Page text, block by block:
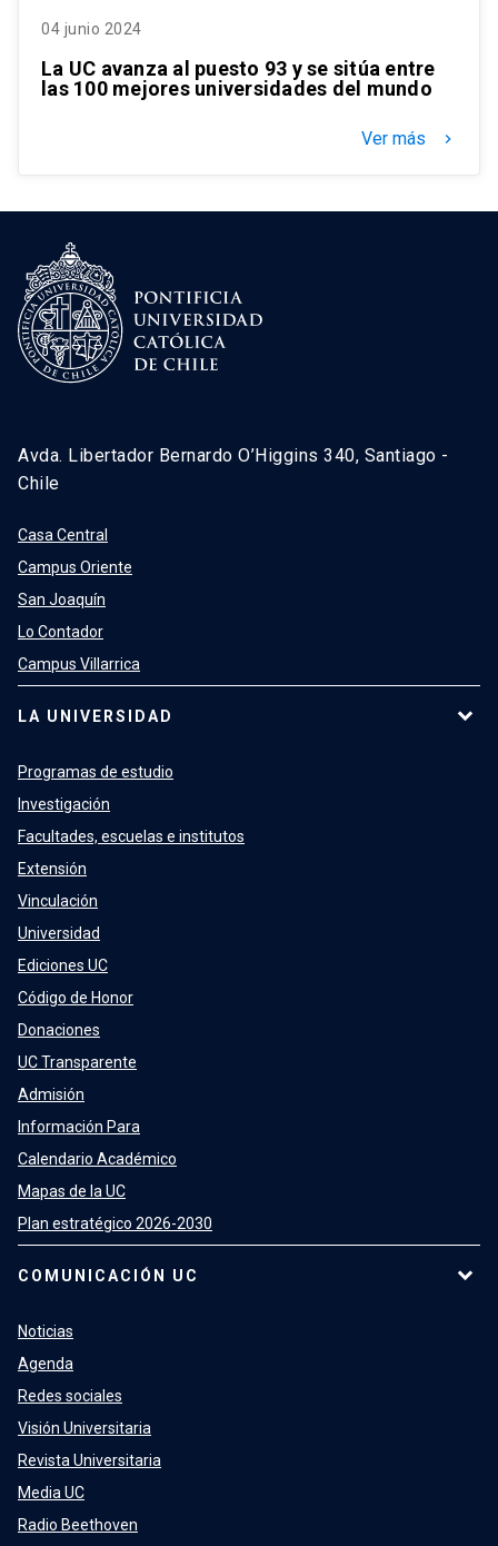
04 junio 2024
La UC avanza al puesto 93 y se sitúa entre
las 100 mejores universidades del mundo
Ver más keyboard_arrow_right
Avda. Libertador Bernardo O’Higgins 340, Santiago -
Chile
Casa Central
Campus Oriente
San Joaquín
Lo Contador
Campus Villarrica
LA UNIVERSIDAD
Programas de estudio
Investigación
Facultades, escuelas e institutos
Extensión
Vinculación
Universidad
Ediciones UC
Código de Honor
Donaciones
UC Transparente
Admisión
Información Para
Calendario Académico
Mapas de la UC
Plan estratégico 2026-2030
COMUNICACIÓN UC
Noticias
Agenda
Redes sociales
Visión Universitaria
Revista Universitaria
Media UC
Radio Beethoven